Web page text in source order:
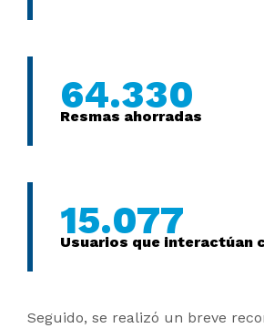
64.330
Resmas ahorradas
15.077
Usuarios que interactúan
Seguido, se realizó un breve